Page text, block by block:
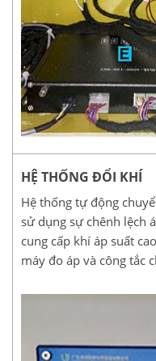
HỆ THỐNG ĐỔI KHÍ
Hệ thống tự động
sử dụng sự chênh lệch
cung cấp khí áp suất
máy đo áp và công tắc